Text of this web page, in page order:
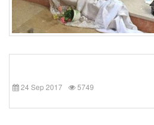
24 Sep 2017 5749